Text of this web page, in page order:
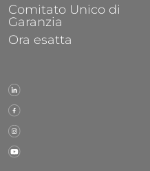
Comitato Unico di
Garanzia
Ora esatta